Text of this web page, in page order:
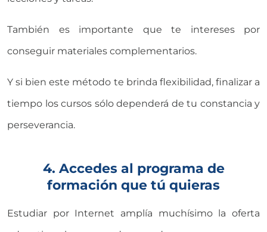
También es importante que te intereses por
conseguir materiales complementarios.
Y si bien este método te brinda flexibilidad, finalizar a
tiempo los cursos sólo dependerá de tu constancia y
perseverancia.
4. Accedes al programa de
formación que tú quieras
Estudiar por Internet amplía muchísimo la oferta